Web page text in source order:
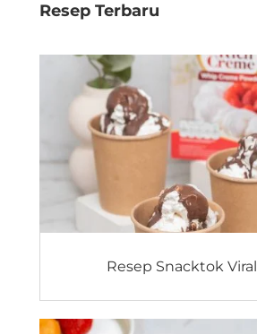
Resep Terbaru
Resep Snacktok Viral